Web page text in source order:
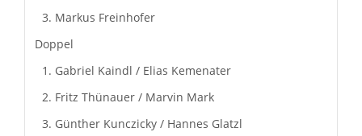
Markus Freinhofer
Doppel
Gabriel Kaindl / Elias Kemenater
Fritz Thünauer / Marvin Mark
Günther Kunczicky / Hannes Glatzl